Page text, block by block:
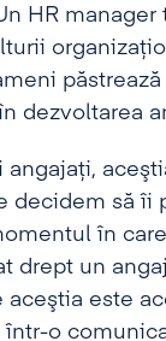
HR
dezvoltarea
decidem să
în
drept un
aceştia este
o